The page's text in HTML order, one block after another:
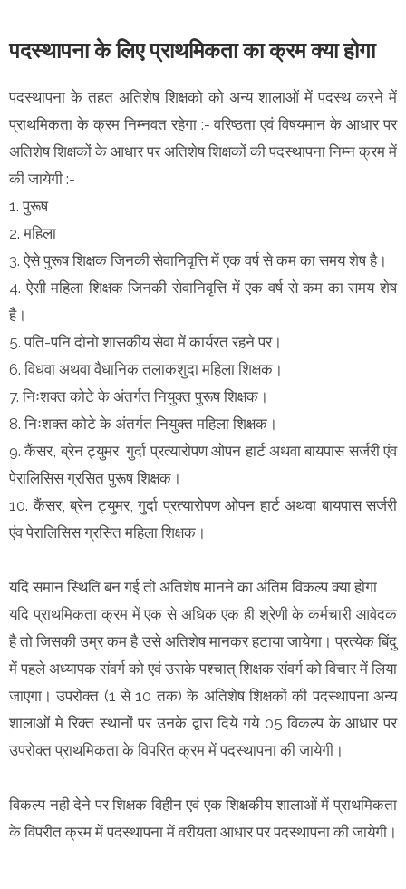
पदस्थापना के लिए प्राथमिकता का क्रम क्या होगा
पदस्थापना के तहत अतिशेष शिक्षको को अन्य शालाओं में पदस्थ करने में
प्राथमिकता के क्रम निम्नवत रहेगा :- वरिष्ठता एवं विषयमान के आधार पर
अतिशेष शिक्षकों के आधार पर अतिशेष शिक्षकों की पदस्थापना निम्न क्रम में
की जायेगी :-
1. पुरूष
2. महिला
3. ऐसे पुरूष शिक्षक जिनकी सेवानिवृत्ति में एक वर्ष से कम का समय शेष है।
4. ऐसी महिला शिक्षक जिनकी सेवानिवृत्ति में एक वर्ष से कम का समय शेष
है।
5. पति-पनि दोनो शासकीय सेवा में कार्यरत रहने पर।
6. विधवा अथवा वैधानिक तलाकशुदा महिला शिक्षक।
7. निःशक्त कोटे के अंतर्गत नियुक्त पुरूष शिक्षक।
8. निःशक्त कोटे के अंतर्गत नियुक्त महिला शिक्षक।
9. कैंसर, ब्रेन ट्युमर, गुर्दा प्रत्यारोपण ओपन हार्ट अथवा बायपास सर्जरी एंव
पेरालिसिस ग्रसित पुरूष शिक्षक।
10. कैंसर, ब्रेन ट्युमर, गुर्दा प्रत्यारोपण ओपन हार्ट अथवा बायपास सर्जरी
एंव पेरालिसिस ग्रसित महिला शिक्षक।
यदि समान स्थिति बन गई तो अतिशेष मानने का अंतिम विकल्प क्या होगा
यदि प्राथमिकता क्रम में एक से अधिक एक ही श्रेणी के कर्मचारी आवेदक
है तो जिसकी उम्र कम है उसे अतिशेष मानकर हटाया जायेगा। प्रत्येक बिंदु
में पहले अध्यापक संवर्ग को एवं उसके पश्चात् शिक्षक संवर्ग को विचार में लिया
जाएगा। उपरोक्त (1 से 10 तक) के अतिशेष शिक्षकों की पदस्थापना अन्य
शालाओं मे रिक्त स्थानों पर उनके द्वारा दिये गये 05 विकल्प के आधार पर
उपरोक्त प्राथमिकता के विपरित क्रम में पदस्थापना की जायेगी।
विकल्प नही देने पर शिक्षक विहीन एवं एक शिक्षकीय शालाओं में प्राथमिकता
के विपरीत क्रम में पदस्थापना में वरीयता आधार पर पदस्थापना की जायेगी।